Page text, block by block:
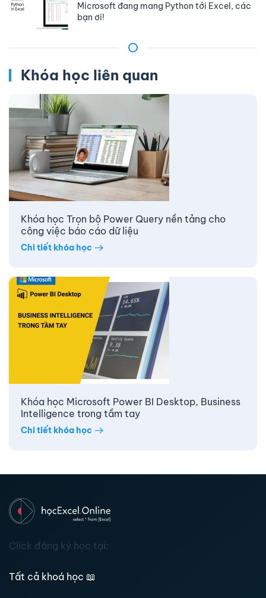
Microsoft đang mang Python tới Excel, các
bạn ơi!
Khóa học liên quan
Khóa học Trọn bộ Power Query nền tảng cho
công việc báo cáo dữ liệu
Chi tiết khóa học
Khóa học Microsoft Power BI Desktop, Business
Intelligence trong tầm tay
Chi tiết khóa học
Click đăng ký học tại:
Tất cả khoá học 📖